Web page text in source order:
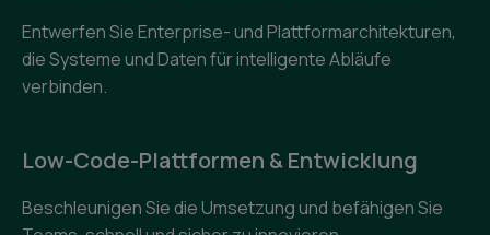
Entwerfen Sie Enterprise- und Plattformarchitekturen,
die Systeme und Daten für intelligente Abläufe
verbinden.
Low-Code-Plattformen & Entwicklung
Beschleunigen Sie die Umsetzung und befähigen Sie